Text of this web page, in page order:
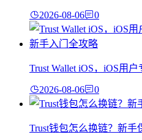
2026-08-06 0
Trust Wallet iOS，iOS用
2026-08-06 0
Trust钱包怎么换链？新手